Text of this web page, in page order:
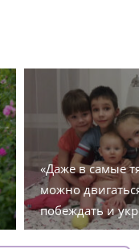
«Даже в самые
можно
побеждать и